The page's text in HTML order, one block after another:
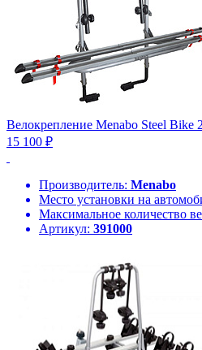
Велокрепление Menabo Steel Bike 2
15 100 ₽
Производитель: Menabo
Место установки на
Максимальное количество
Артикул: 391000